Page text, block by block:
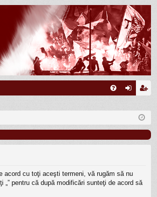
eg
acord cu toţi aceşti termeni, vă rugăm să nu
pentru că după modificări sunteţi de acord să